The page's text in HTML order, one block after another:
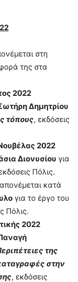
στη
της στα
2022
Δημητρίου
τόπους, εκδόσεις
2022
Διονυσίου για
Πόλις.
απονέμεται κατά
για το έργο του
Πόλις.
2022
της
στην
, εκδόσεις